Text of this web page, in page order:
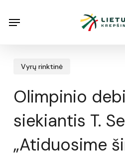
Menu
Vyrų rinktinė
Olimpinio
siekiantis T.
„Atiduosime